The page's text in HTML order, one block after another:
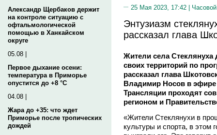
Александр Щербаков держит
на контроле ситуацию с
офтальмологической
помощью в Ханкайском
округе
05.08 |
Первое дыхание осени:
температура в Приморье
опустится до +8 °C
04.08 |
Жара до +35: что ждет
Приморье после тропических
дождей
25 Мая 2023, 17:42 |
Энтузиазм
рассказал глава
Жители села Стеклянуха
своих территорий по
рассказал глава
Владимир Носов в
Трансляции проходят
регионом и
«Жители Стеклянухи в
культуры и спорта, в этом